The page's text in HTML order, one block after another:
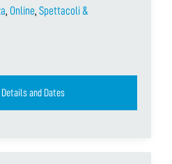
, Online, Spettacoli &
and Dates